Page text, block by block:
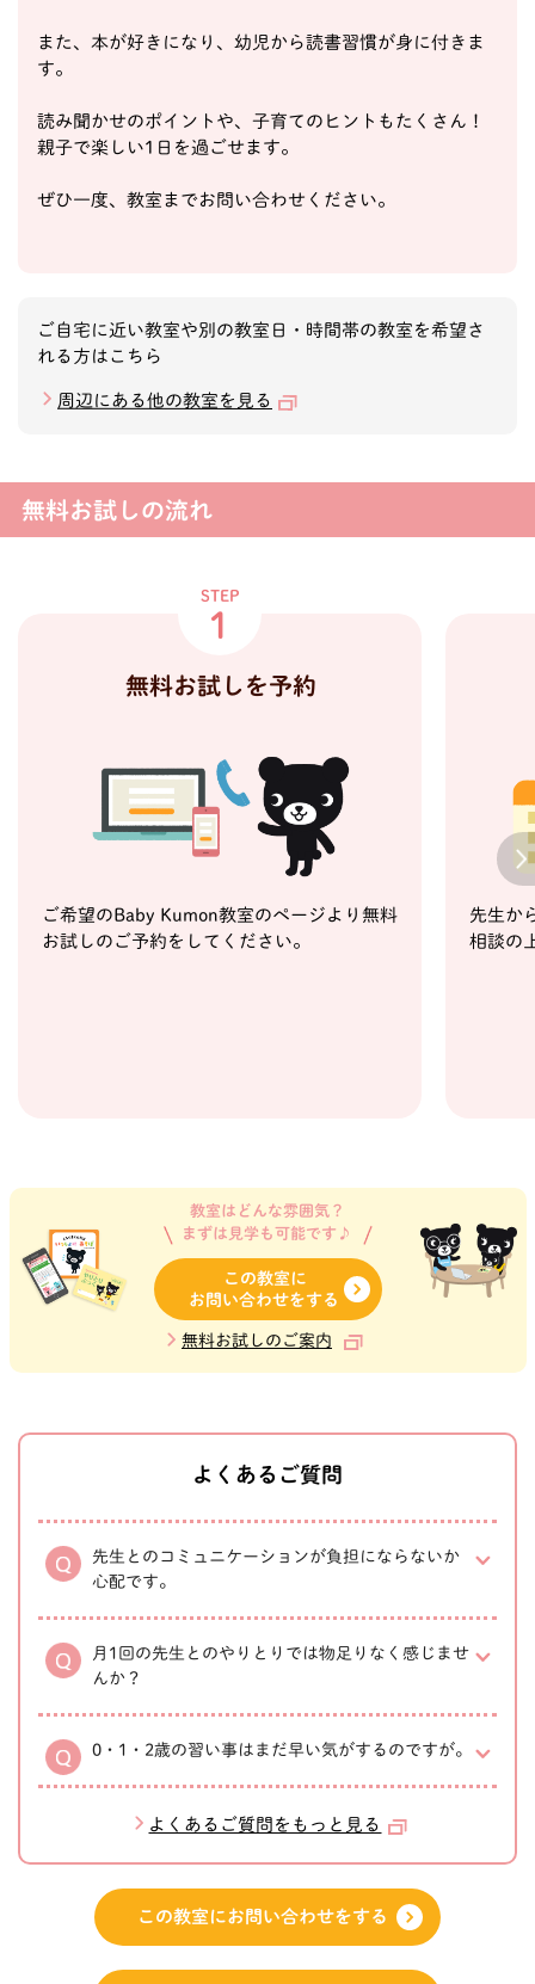
また、本が好きになり、幼児から読書習慣が身に付きま
す。
読み聞かせのポイントや、子育てのヒントもたくさん！
親子で楽しい1日を過ごせます。
ぜひ一度、教室までお問い合わせください。
ご自宅に近い教室や別の教室日・時間帯の教室を希望さ
れる方はこちら
周辺にある他の教室を見る
無料お試しの流れ
STEP
1
無料お試しを予約
ご希望のBaby Kumon教室のページより無料
お試しのご予約をしてください。
先生か
相談の
教室はどんな雰囲気？
まずは見学も可能です♪
この教室に
お問い合わせをする
無料お試しのご案内
よくあるご質問
先生とのコミュニケーションが負担にならないか
心配です。
月1回の先生とのやりとりでは物足りなく感じませ
んか？
0・1・2歳の習い事はまだ早い気がするのですが。
よくあるご質問をもっと見る
この教室にお問い合わせをする